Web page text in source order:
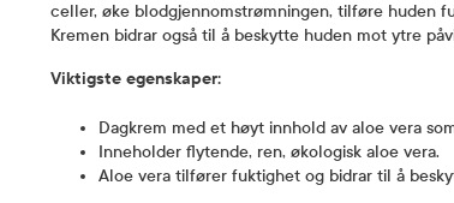
celler, øke blodgjennomstrømningen, tilføre huden
Kremen bidrar også til å beskytte huden mot ytre
Viktigste egenskaper:
Dagkrem med et høyt innhold av aloe vera
Inneholder flytende, ren, økologisk aloe vera.
Aloe vera tilfører fuktighet og bidrar til å